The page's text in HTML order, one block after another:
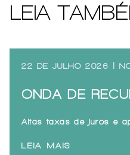
LEIA
22 DE JULHO 2026 |
ONDA DE
Altas taxas de juros e
LEIA MAIS